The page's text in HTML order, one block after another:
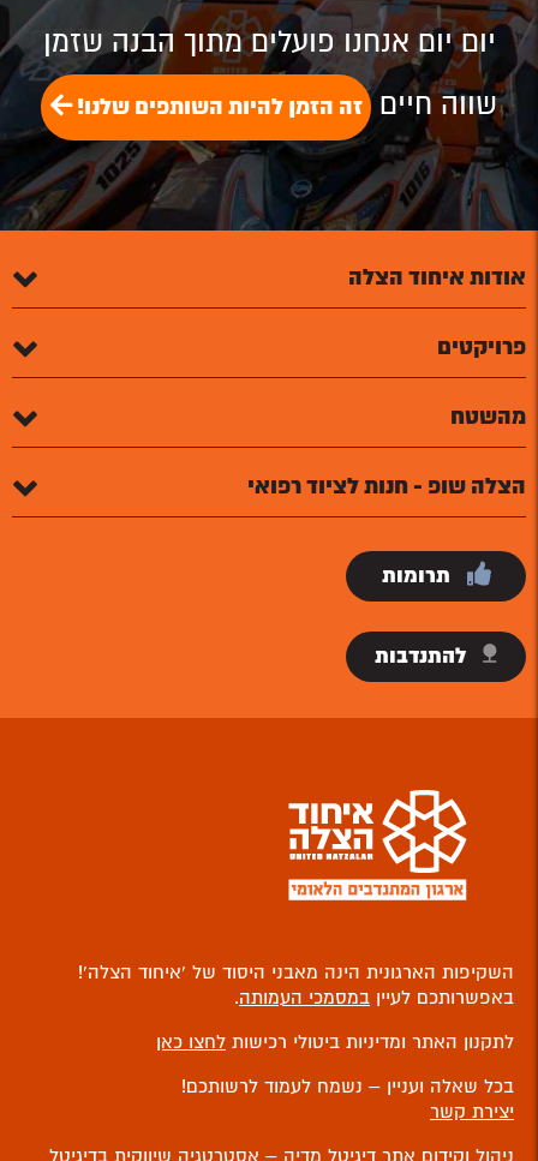
יום יום אנחנו פועלים מתוך הבנה שזמן
שווה חיים זה הזמן להיות השותפים שלנו!
אודות איחוד הצלה
פרויקטים
מהשטח
הצלה שופ - חנות לציוד רפואי
תרומות
להתנדבות
השקיפות הארגונית הינה מאבני היסוד של ‘איחוד הצלה’!
באפשרותכם לעיין במסמכי העמותה.
לתקנון האתר ומדיניות ביטולי רכישות לחצו כאן
בכל שאלה ועניין – נשמח לעמוד לרשותכם!
יצירת קשר